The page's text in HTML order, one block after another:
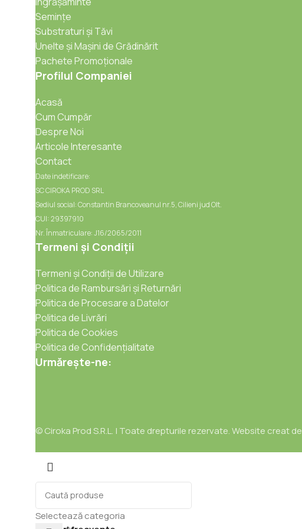
Semințe
Substraturi și Tăvi
Unelte și Mașini de Grădinărit
Pachete Promoționale
Profilul Companiei
Acasă
Cum Cumpăr
Despre Noi
Articole Interesante
Contact
Date indetificare:
SC CIROKA PROD SRL
Sediul social: Constantin Brancoveanul nr.5, Cilieni jud Olt.
CUI: 29397910
Nr. Înmatriculare: J16/2065/2011
Termeni și Condiții
Termeni și Condiții de Utilizare
Politica de Rambursări și Returnări
Politica de Procesare a Datelor
Politica de Livrări
Politica de Cookies
Politica de Confidențialitate
Urmărește-ne:
© Ciroka Prod S.R.L. | Toate drepturile rezervate. Website creat de
Selectează categoria